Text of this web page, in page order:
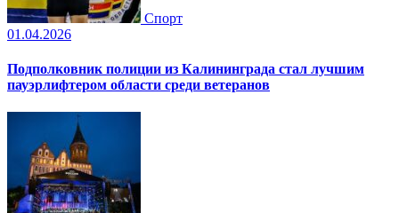
Спорт
01.04.2026
Подполковник полиции из Калининграда стал лучшим
пауэрлифтером области среди ветеранов